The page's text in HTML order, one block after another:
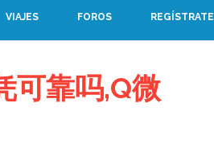
VIAJES FOROS REGÍSTRATE
可靠吗,Q微